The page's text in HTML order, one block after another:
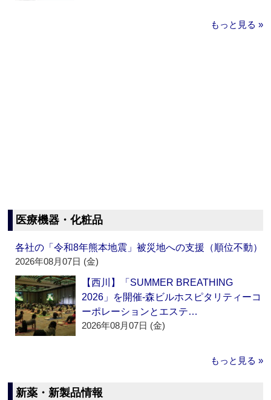
もっと見る »
医療機器・化粧品
各社の「令和8年熊本地震」被災地への支援（順位不動）
2026年08月07日 (金)
【西川】「SUMMER BREATHING
2026」を開催‐森ビルホスピタリティーコ
ーポレーションとエステ…
2026年08月07日 (金)
もっと見る »
新薬・新製品情報